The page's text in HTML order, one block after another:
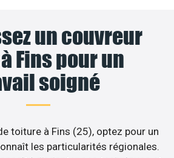
un couvreur
Fins pour un
soigné
toiture à Fins (25), optez pour un
les particularités régionales.